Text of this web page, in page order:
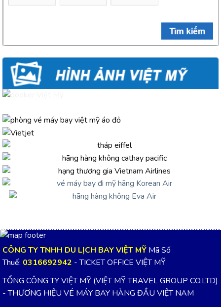
CÔNG TY TNHH DU LỊCH BAY VIỆT MỸ Mã Số
Thuế: 0316692942 - TICKET OFFICE VIỆT MỸ
TỔNG CÔNG TY VIỆT MỸ (VIỆT MỸ TRAVEL GROUP CO.LTD)
- THƯƠNG HIỆU VÉ MÁY BAY HÀNG ĐẦU VIỆT NAM